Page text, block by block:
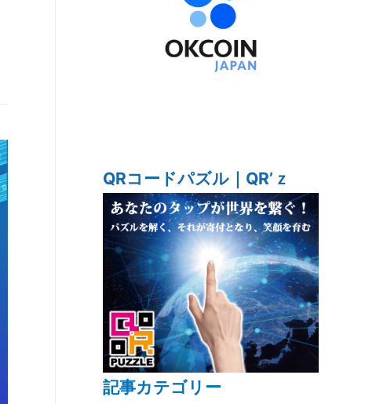
QRコードパズル｜QR’ｚ
記事カテゴリー